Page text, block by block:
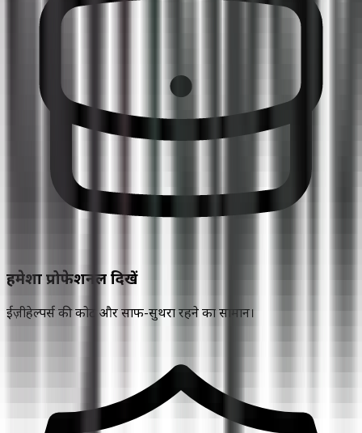
हमेशा प्रोफेशनल दिखें
ईज़ीहेल्पर्स की कोट और साफ-सुथरा रहने का सामान।